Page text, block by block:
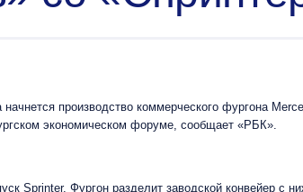
производство коммерческого фургона
экономическом форуме, сообщает «РБК».
Фургон разделит заводской конвейер с